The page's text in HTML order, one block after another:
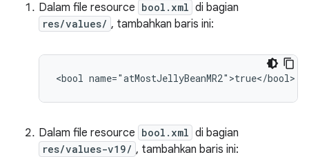
Dalam file resource bool.xml di bagian
res/values/ , tambahkan baris ini:
<bool name="atMostJellyBeanMR2">true</bool>
Dalam file resource bool.xml di bagian
res/values-v19/ , tambahkan baris ini: